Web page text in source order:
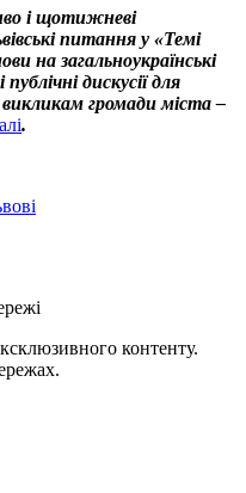
і щотижневі
питання у «Темі
на загальноукраїнські
дискусії для
громади міста –
.
контенту.